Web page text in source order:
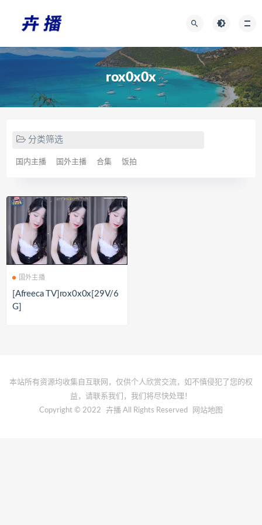
rox0x0x
分类筛选
国内主播 国外主播 合集 饭拍
国外主播
[Afreeca TV]rox0x0x[29V/6
G]
本站所有资源均收集自互联网，仅供个人欣赏交流，如不慎侵犯了您的权
益，请联系我们，我们将尽快处理！
Copyright © 2022
卉播 All Rights Reserved 网站地图